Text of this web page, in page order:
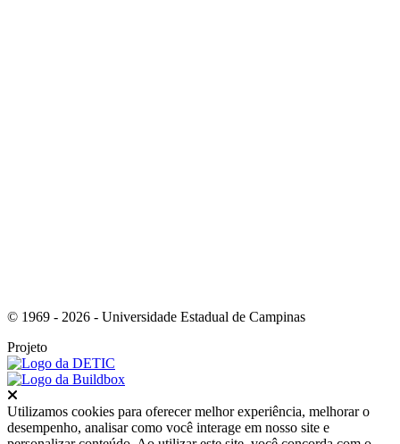
© 1969 - 2026 - Universidade Estadual de Campinas
Projeto
Utilizamos cookies para oferecer melhor experiência, melhorar o
desempenho, analisar como você interage em nosso site e